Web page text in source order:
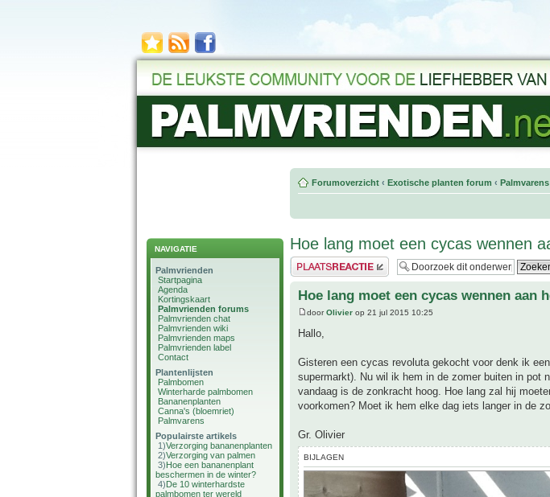
NAVIGATIE
Palmvrienden
Startpagina
Agenda
Kortingskaart
Palmvrienden forums
Palmvrienden chat
Palmvrienden wiki
Palmvrienden maps
Palmvrienden label
Contact
Plantenlijsten
Palmbomen
Winterharde palmbomen
Bananenplanten
Canna's (bloemriet)
Palmvarens
Populairste artikels
1)Verzorging bananenplanten
2)Verzorging van palmen
3)Hoe een bananenplant
beschermen in de winter?
4)De 10 winterhardste
palmbomen ter wereld
Forumoverzicht ‹ Exotische planten forum ‹
Hoe lang moet een cycas wennen
Plaats een reactie
Hoe lang moet een cycas wennen aan
doorOlivier op 21 jul 2015 10:25
Hallo,
Gisteren een cycas revoluta gekocht voor denk ik
supermarkt). Nu wil ik hem in de zomer buiten in pot
vandaag is de zonkracht hoog. Hoe lang zal hij
voorkomen? Moet ik hem elke dag iets langer in de
Gr. Olivier
BIJLAGEN